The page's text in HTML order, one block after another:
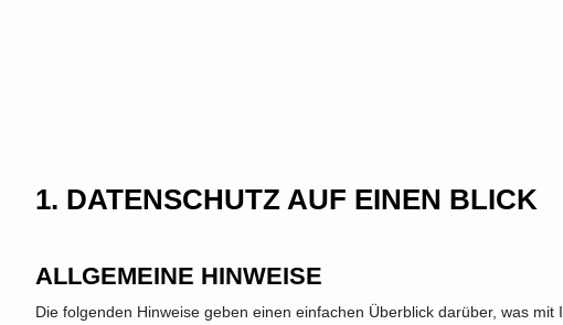
1. DATENSCHUTZ AUF EINEN BLICK
ALLGEMEINE HINWEISE
Die folgenden Hinweise geben einen einfachen Überblick darüber, was